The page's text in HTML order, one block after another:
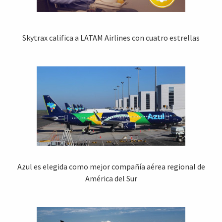
Skytrax califica a LATAM Airlines con cuatro estrellas
Azul es elegida como mejor compañía aérea regional de
América del Sur